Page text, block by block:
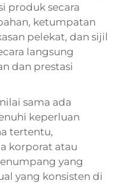
produk secara
ketumpatan
pelekat, dan sijil
langsung
dan prestasi
sama ada
keperluan
tertentu,
korporat atau
yang
yang konsisten di